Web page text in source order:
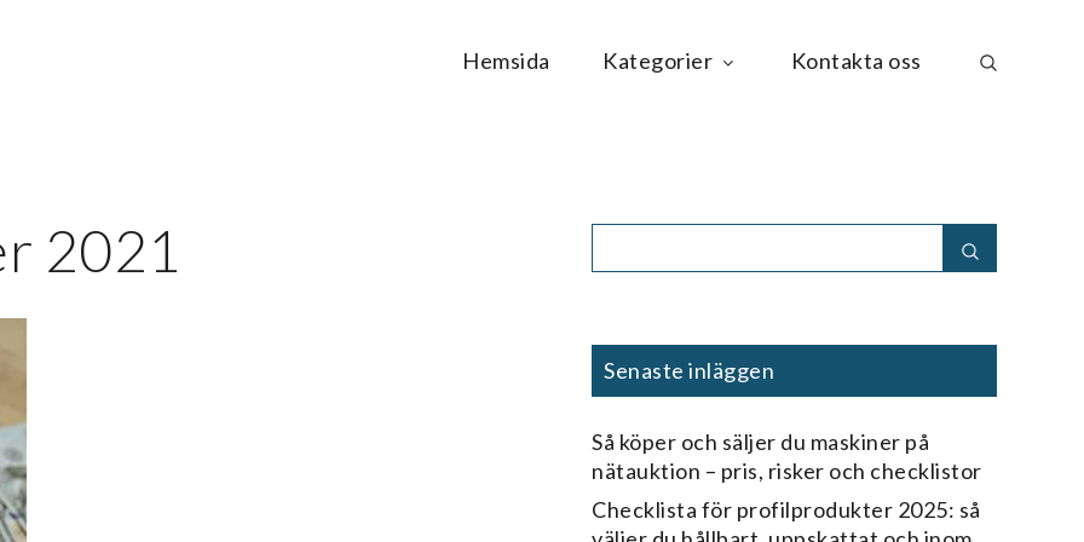
Hemsida Kategorier Kontakta oss
2021
for:
Senaste inläggen
Så köper och säljer du maskiner på
nätauktion – pris, risker och checklistor
Checklista för profilprodukter 2025: så